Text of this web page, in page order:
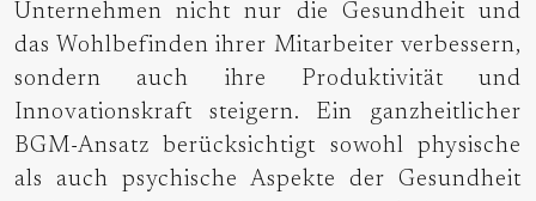
Unternehmen nicht nur die Gesundheit und
das Wohlbefinden ihrer Mitarbeiter verbessern,
sondern auch ihre Produktivität und
Innovationskraft steigern. Ein ganzheitlicher
BGM-Ansatz berücksichtigt sowohl physische
als auch psychische Aspekte der Gesundheit